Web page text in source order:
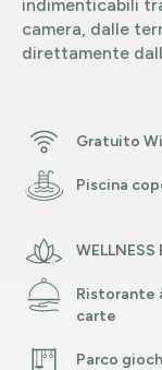
indimenticabili
camera, dalle
direttamente
Gratuito
Piscina
WELLNESS
Ristorante
carte
Parco